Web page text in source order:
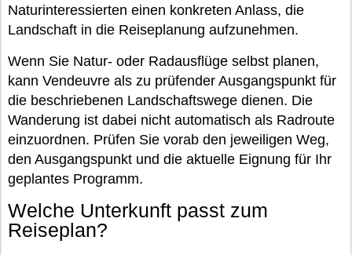
Naturinteressierten einen konkreten Anlass, die
Landschaft in die Reiseplanung aufzunehmen.
Wenn Sie Natur- oder Radausflüge selbst planen,
kann Vendeuvre als zu prüfender Ausgangspunkt für
die beschriebenen Landschaftswege dienen. Die
Wanderung ist dabei nicht automatisch als Radroute
einzuordnen. Prüfen Sie vorab den jeweiligen Weg,
den Ausgangspunkt und die aktuelle Eignung für Ihr
geplantes Programm.
Welche Unterkunft passt zum
Reiseplan?